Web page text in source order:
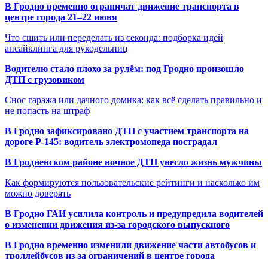
В Гродно временно ограничат движение транспорта в
центре города 21–22 июня
Что сшить или переделать из секонда: подборка идей
апсайклинга для рукодельниц
Водителю стало плохо за рулём: под Гродно произошло
ДТП с грузовиком
Снос гаража или дачного домика: как всё сделать правильно и
не попасть на штраф
В Гродно зафиксировано ДТП с участием транспорта на
дороге Р-145: водитель электромопеда пострадал
В Гродненском районе ночное ДТП унесло жизнь мужчины
Как формируются пользовательские рейтинги и насколько им
можно доверять
В Гродно ГАИ усилила контроль и предупредила водителей
о изменении движения из-за городского выпускного
В Гродно временно изменили движение части автобусов и
троллейбусов из-за ограничений в центре города